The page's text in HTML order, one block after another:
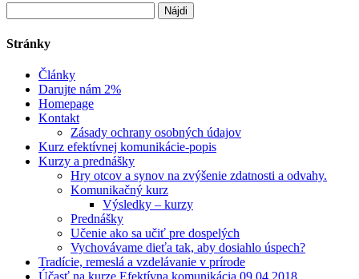
Stránky
Články
Darujte nám 2%
Homepage
Kontakt
Zásady ochrany osobných údajov
Kurz efektívnej komunikácie-popis
Kurzy a prednášky
Hry otcov a synov na zvýšenie zdatnosti a odvahy.
Komunikačný kurz
Výsledky – kurzy
Prednášky
Učenie ako sa učiť pre dospelých
Vychovávame dieťa tak, aby dosiahlo úspech?
Tradície, remeslá a vzdelávanie v prírode
Účasť na kurze Efektívna komunikácia 09.04.2018